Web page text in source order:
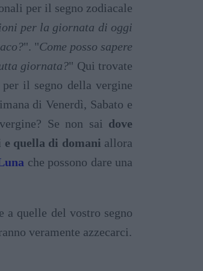
per il segno zodiacale
per la giornata di oggi
". "Come posso sapere
giornata?" Qui trovate
il segno della vergine
di Venerdì, Sabato e
Se non sai dove
e quella di domani allora
che possono dare una
a quelle del vostro segno
veramente azzecarci.